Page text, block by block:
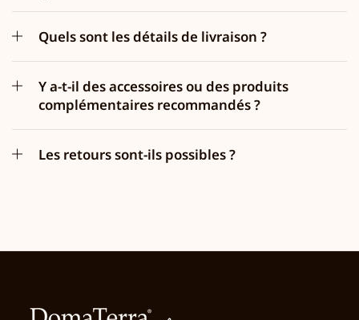
Quels sont les détails de livraison ?
Y a-t-il des accessoires ou des produits
complémentaires recommandés ?
Les retours sont-ils possibles ?